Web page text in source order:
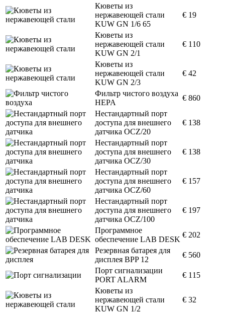
Кюветы из
нержавеющей стали
KUW GN 1/6 65
€ 19
Кюветы из
нержавеющей стали
KUW GN 2/1
€ 110
Кюветы из
нержавеющей стали
KUW GN 2/3
€ 42
Фильтр чистого воздуха
HEPA
€ 860
Нестандартный порт
доступа для внешнего
датчика OCZ/20
€ 138
Нестандартный порт
доступа для внешнего
датчика OCZ/30
€ 138
Нестандартный порт
доступа для внешнего
датчика OCZ/60
€ 157
Нестандартный порт
доступа для внешнего
датчика OCZ/100
€ 197
Программное
обеспечение LAB DESK
€ 202
Резервная батарея для
дисплея BPP 12
€ 560
Порт сигнализации
PORT ALARM
€ 115
Кюветы из
нержавеющей стали
KUW GN 1/2
€ 32